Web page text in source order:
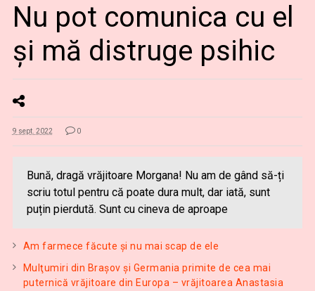
Nu pot comunica cu el
și mă distruge psihic
9 sept. 2022 0
Bună, dragă vrăjitoare Morgana! Nu am de gând să-ți
scriu totul pentru că poate dura mult, dar iată, sunt
puțin pierdută. Sunt cu cineva de aproape
Am farmece făcute și nu mai scap de ele
Mulţumiri din Brașov și Germania primite de cea mai
puternică vrăjitoare din Europa – vrăjitoarea Anastasia